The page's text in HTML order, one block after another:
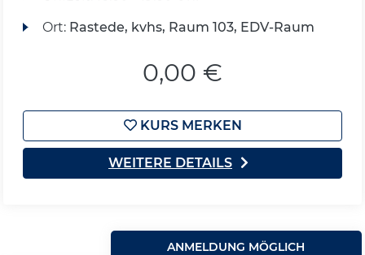
Ort: Rastede, kvhs, Raum 103, EDV-Raum
0,00 €
KURS MERKEN
WEITERE DETAILS
ANMELDUNG MÖGLICH